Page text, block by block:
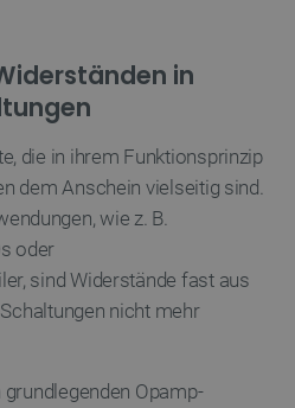
in
die in ihrem Funktionsprinzip
dem Anschein vielseitig sind.
wie z. B.
oder
sind Widerstände fast aus
nicht mehr
Opamp-
von Google